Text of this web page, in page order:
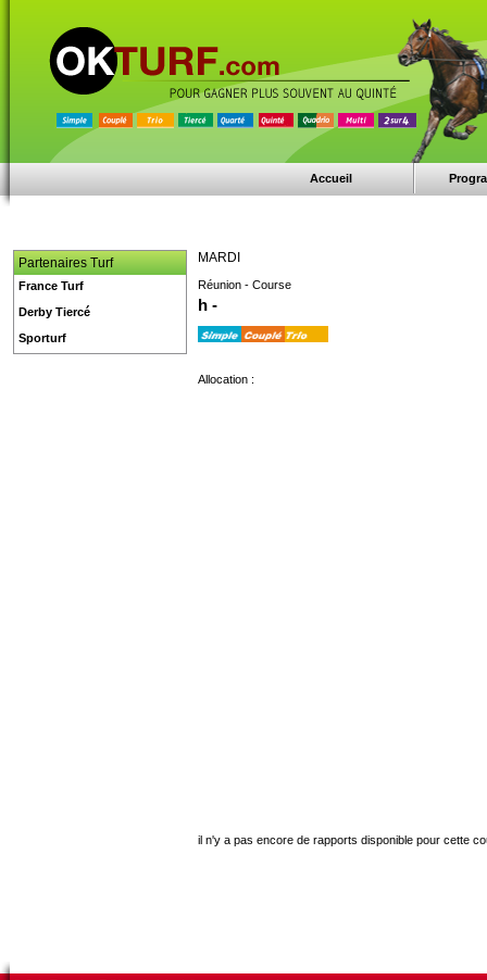
Accueil
MARDI
Réunion - Course
h -
Allocation :
il n'y a pas encore de rapports disponible pour cette
Partenaires Turf
France Turf
Derby Tiercé
Sporturf